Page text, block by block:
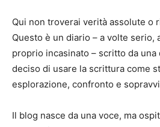
Qui non troverai verità assolute o
Questo è un diario – a volte serio,
proprio incasinato – scritto da una
deciso di usare la scrittura come
esplorazione, confronto e
Il blog nasce da una voce, ma